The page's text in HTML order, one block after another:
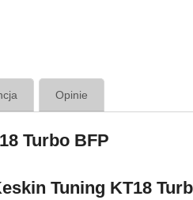
Opinie
Turbo BFP
Tuning KT18